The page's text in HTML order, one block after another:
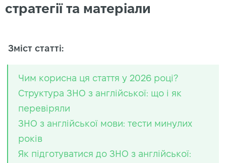
стратегії та матеріали
Зміст статті:
Чим корисна ця стаття у 2026 році?
Структура ЗНО з англійської: що і як
перевіряли
ЗНО з англійської мови: тести минулих
років
Як підготуватися до ЗНО з англійської: